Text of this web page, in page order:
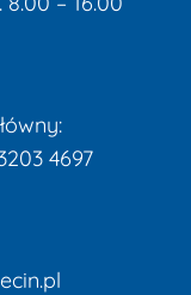
4697